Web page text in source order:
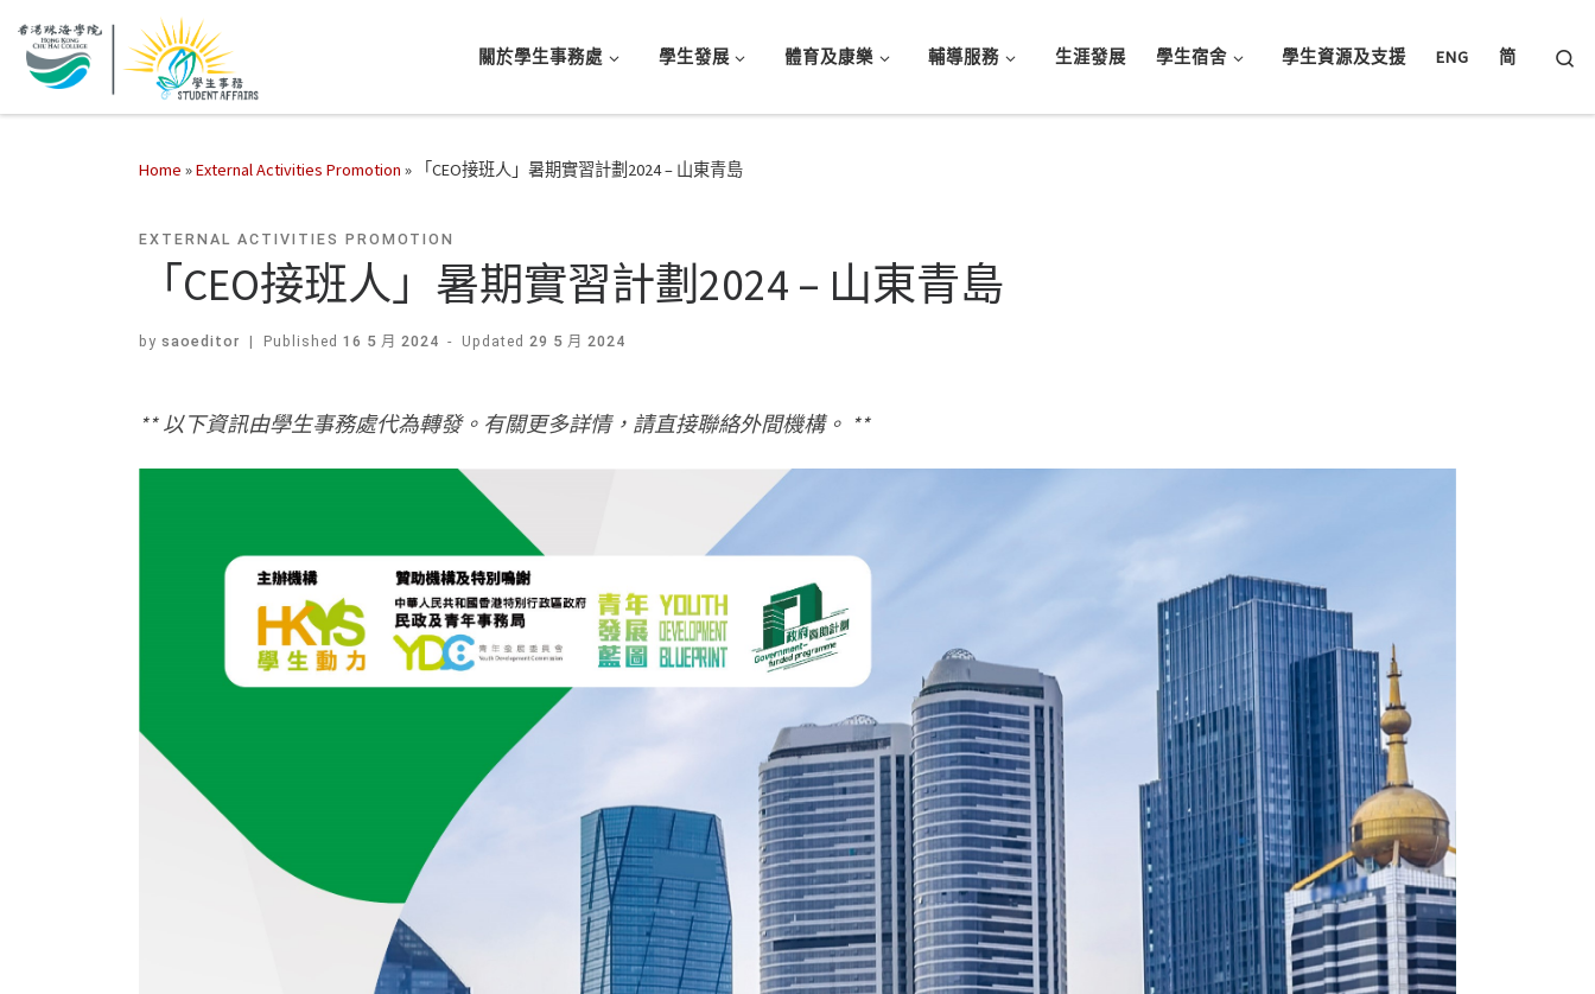
關於學生事務處 學生發展 體育及康樂 輔導服務 生涯發展 學生宿舍 學生資源及支援 ENG 简
Home »External Activities Promotion » 「CEO接班人」暑期實習計劃2024 – 山東青島
EXTERNAL ACTIVITIES PROMOTION
「CEO接班人」暑期實習計劃2024 – 山東青島
by saoeditor | Published 16 5 月 2024 - Updated29 5 月 2024
** 以下資訊由學生事務處代為轉發。有關更多詳情，請直接聯絡外間機構。 **